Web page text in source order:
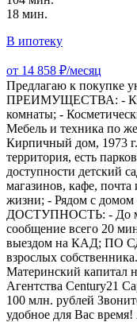
18 мин.
В ипотеку
от 14 858 ₽/месяц
Предлагаю к
ПРЕИМУЩЕСТВА: -
комнаты; -
Мебель и техника по
Кирпичный дом, 1973
территория, есть
доступности детский
магазинов, кафе,
жизни; - Рядом с домом
ДОСТУПНОСТЬ: - До м.
сообщение всего 20
выездом на КАД; ПО
взрослых
Материнский капитал
Агентства Century21
100 млн. рублей
удобное для Вас